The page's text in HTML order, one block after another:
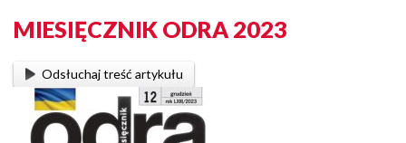
MIESIĘCZNIK ODRA 2023
Odsłuchaj treść artykułu